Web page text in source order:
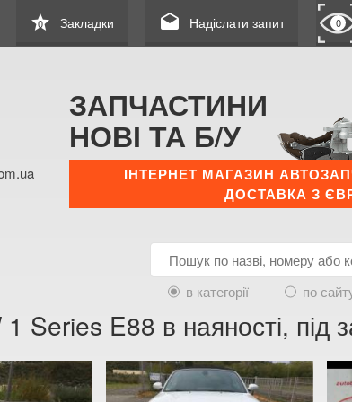
star
0 Закладки drafts Надіслати запит 0
ЗАПЧАСТИНИ
НОВІ ТА Б/У
ІНТЕРНЕТ МАГАЗИН
ДОСТАВКА З
в категорії
по
Series E88 в наяності, під